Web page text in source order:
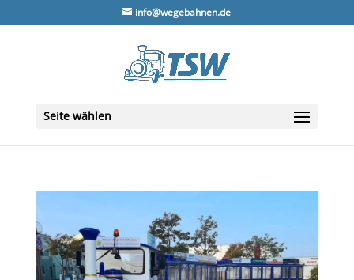
info@wegebahnen.de
Seite wählen